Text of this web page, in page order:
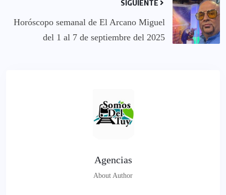
SIGUIENTE
Horóscopo semanal de El Arcano Miguel
del 1 al 7 de septiembre del 2025
Agencias
About Author